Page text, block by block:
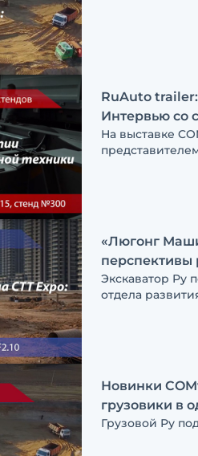
RuAuto
Интервью со
На выставке
«Люгонг
перспективы
Экскаватор Ру
отдела
Новинки
грузовики в
Грузовой Ру